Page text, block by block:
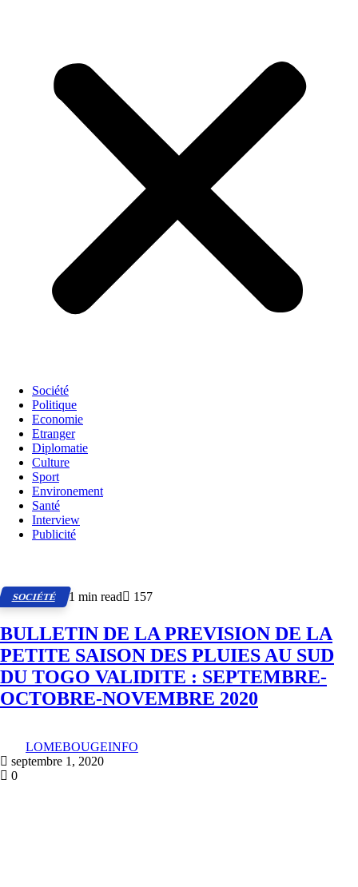
Société
Politique
Economie
Etranger
Diplomatie
Culture
Sport
Environement
Santé
Interview
Publicité
SOCIÉTÉ 1 min read 157
BULLETIN DE LA PREVISION DE LA
PETITE SAISON DES PLUIES AU SUD
DU TOGO VALIDITE : SEPTEMBRE-
OCTOBRE-NOVEMBRE 2020
LOMEBOUGEINFO
septembre 1, 2020
0